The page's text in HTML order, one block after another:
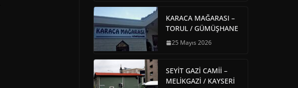
KARACA MAĞARASI –
TORUL / GÜMÜŞHANE
25 Mayıs 2026
SEYİT GAZİ CAMİİ –
MELİKGAZİ / KAYSERİ